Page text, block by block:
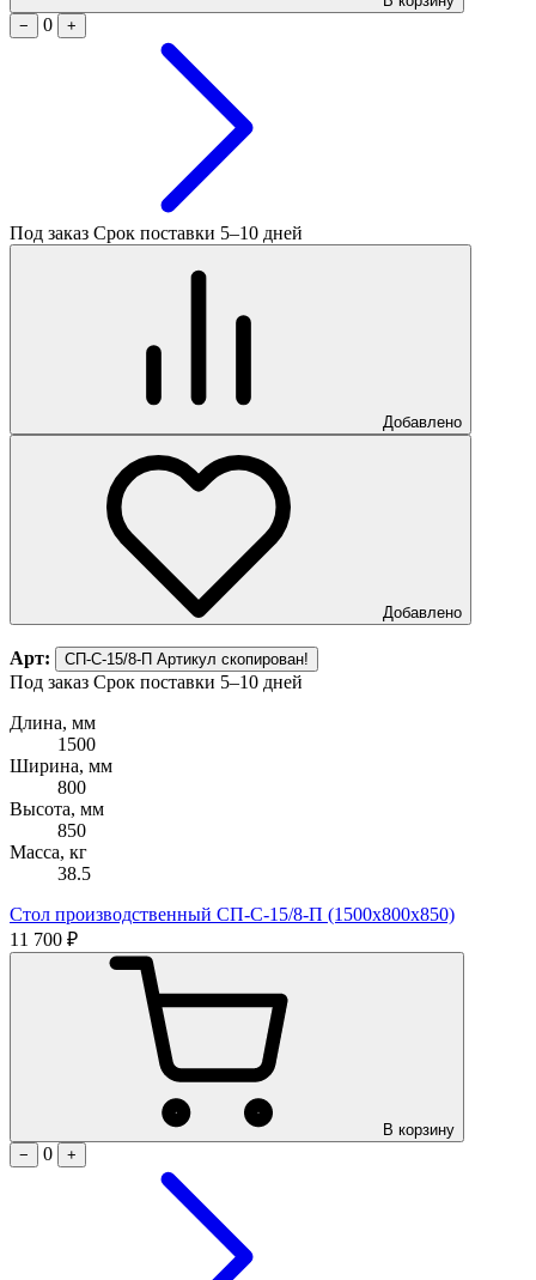
−
0 +
Под заказ Срок поставки 5–10 дней
Добавлено
Добавлено
Арт: СП-С-15/8-П Артикул скопирован!
Под заказ Срок поставки 5–10 дней
Длина, мм
1500
Ширина, мм
800
Высота, мм
850
Масса, кг
38.5
Стол производственный СП-С-15/8-П (1500х800х850)
11 700 ₽
В корзину
−
0 +